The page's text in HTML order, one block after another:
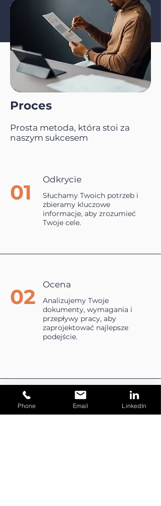
dokładność i wydajność
każdego projektu.
Proces
Prosta metoda, która stoi za
naszym sukcesem
01
Odkrycie
Słuchamy Twoich potrzeb i
zbieramy kluczowe
informacje, aby zrozumieć
Twoje cele.
02 Ocena
Analizujemy Twoje
dokumenty, wymagania i
przepływy pracy, aby
zaprojektować najlepsze
podejście.
03 Transformacja
Phone Email LinkedIn